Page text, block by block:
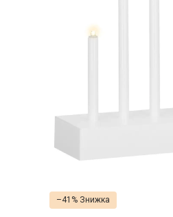
–41%